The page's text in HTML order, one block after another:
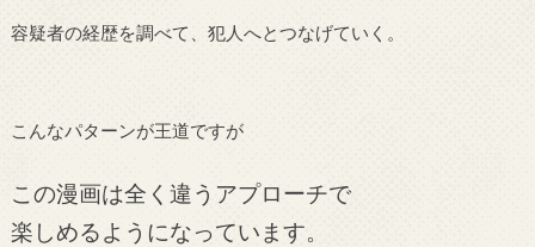
容疑者の経歴を調べて、犯人へとつなげていく。
こんなパターンが王道ですが
この漫画は全く違うアプローチで
楽しめるようになっています。